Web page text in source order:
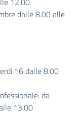
dalle 8.00 alle
16 dalle 8.00
da
13.00